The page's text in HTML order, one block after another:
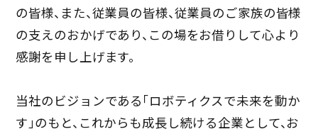
の皆様、また、従業員の皆様、従業員のご家族の皆様
の支えのおかげであり、この場をお借りして心より
感謝を申し上げます。
当社のビジョンである「ロボティクスで未来を動か
す」のもと、これからも成長し続ける企業として、お